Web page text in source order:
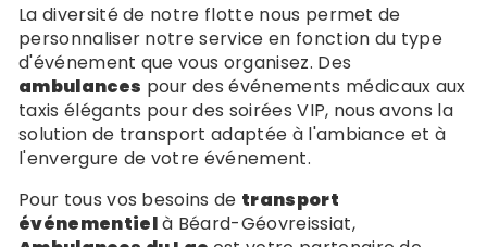
La diversité de notre flotte nous permet de
personnaliser notre service en fonction du type
d'événement que vous organisez. Des
ambulances pour des événements médicaux aux
taxis élégants pour des soirées VIP, nous avons la
solution de transport adaptée à l'ambiance et à
l'envergure de votre événement.
Pour tous vos besoins de transport
événementielà Béard-Géovreissiat,